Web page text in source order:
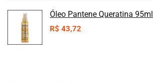
Óleo Pantene Queratina 95ml
R$ 43,72